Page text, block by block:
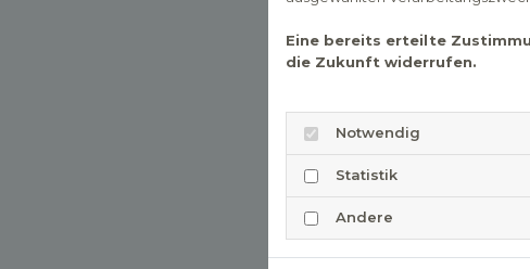
Eine bereits erteilte
die Zukunft widerrufen.
Notwendig
Statistik
Andere